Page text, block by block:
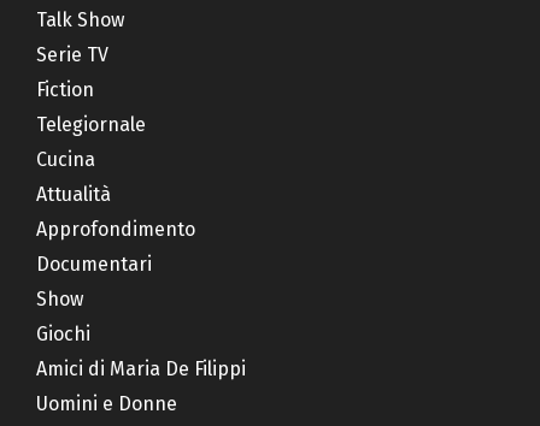
Talk Show
Serie TV
Fiction
Telegiornale
Cucina
Attualità
Approfondimento
Documentari
Show
Giochi
Amici di Maria De Filippi
Uomini e Donne